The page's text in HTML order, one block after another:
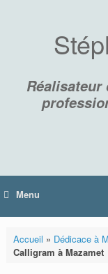
Réalisateur
Menu
Accueil » Dédicace à
Calligram à Mazamet